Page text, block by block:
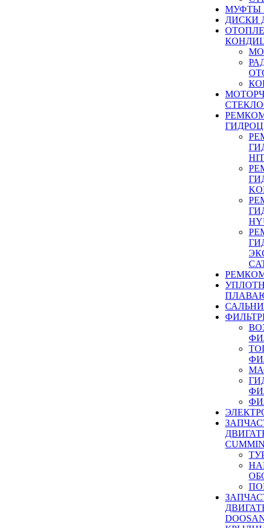
МУФТЫ
ДИСКИ